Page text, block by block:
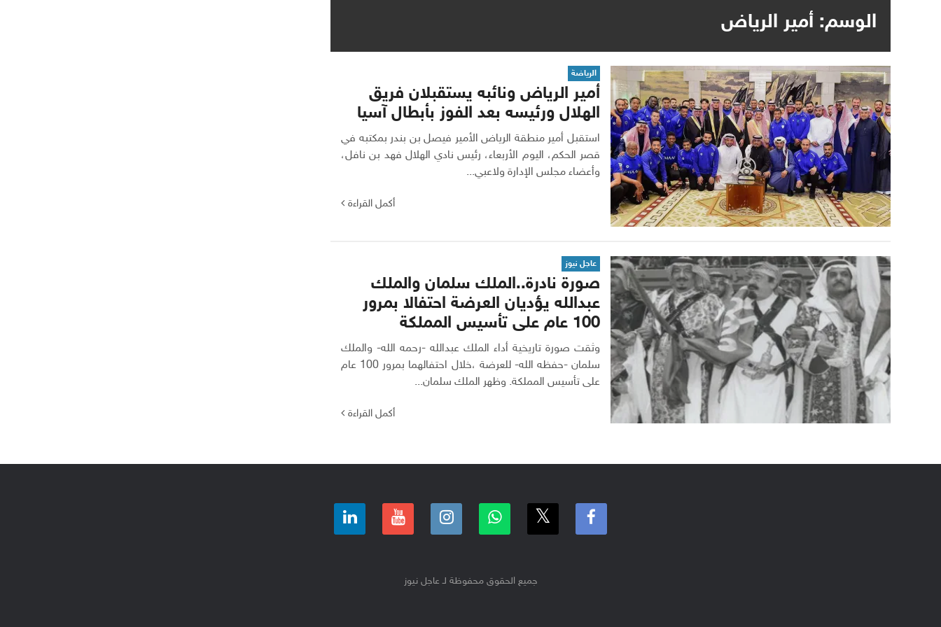
الوسم: أمير الرياض
الرياضة
أمير الرياض ونائبه يستقبلان فريق
الهلال ورئيسه بعد الفوز بأبطال آسيا
استقبل أمير منطقة الرياض الأمير فيصل بن بندر بمكتبه في
قصر الحكم، اليوم الأربعاء، رئيس نادي الهلال فهد بن نافل،
وأعضاء مجلس الإدارة ولاعبي...
أكمل القراءة
عاجل نيوز
صورة نادرة..الملك سلمان والملك
عبدالله يؤديان العرضة احتفالا بمرور
100 عام على تأسيس المملكة
وثقت صورة تاريخية أداء الملك عبدالله -رحمه الله- والملك
سلمان -حفظه الله- للعرضة ،خلال احتفالهما بمرور 100 عام
على تأسيس المملكة. وظهر الملك سلمان...
أكمل القراءة
جميع الحقوق محفوظة لـ عاجل نيوز